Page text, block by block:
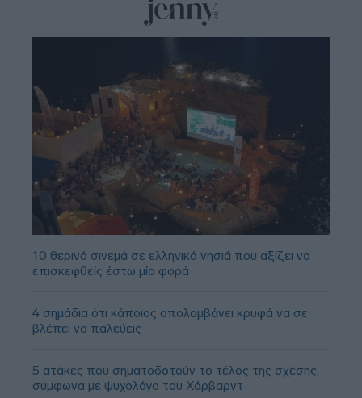
10 θερινά σινεμά σε ελληνικά νησιά που αξίζει να
επισκεφθείς έστω μία φορά
4 σημάδια ότι κάποιος απολαμβάνει κρυφά να σε
βλέπει να παλεύεις
5 ατάκες που σηματοδοτούν το τέλος της σχέσης,
σύμφωνα με ψυχολόγο του Χάρβαρντ